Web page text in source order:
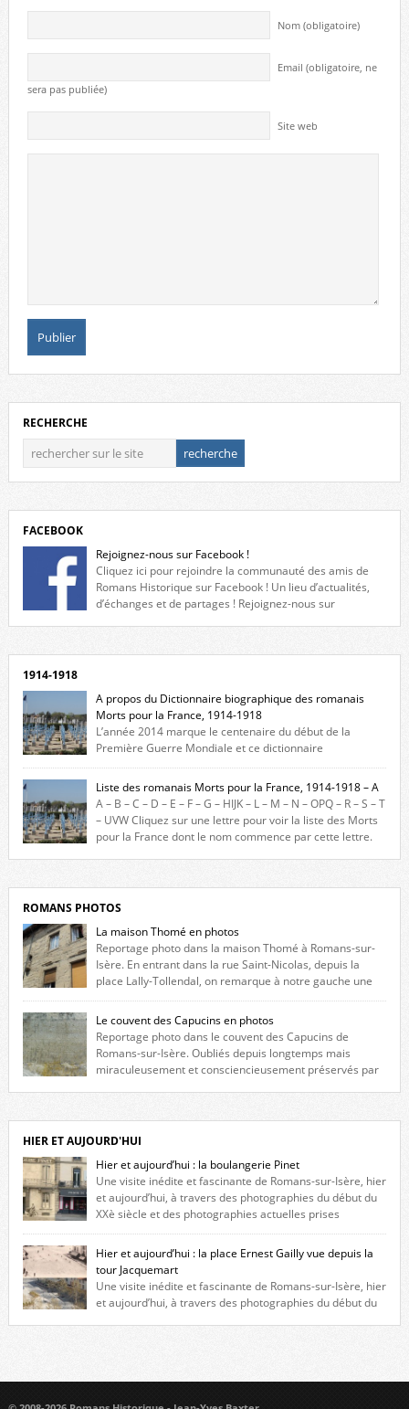
Nom (obligatoire)
Email (obligatoire, ne
sera pas publiée)
Site web
RECHERCHE
FACEBOOK
Rejoignez-nous sur Facebook !
Cliquez ici pour rejoindre la communauté des amis de
Romans Historique sur Facebook ! Un lieu d’actualités,
d’échanges et de partages ! Rejoignez-nous sur
1914-1918
A propos du Dictionnaire biographique des romanais
Morts pour la France, 1914-1918
L’année 2014 marque le centenaire du début de la
Première Guerre Mondiale et ce dictionnaire
biographique veut rendre hommage aux romanais Morts pour la
France durant ce conflit. La base de cette recherche historique est
constituée des noms gravés sur les plaques commémoratives de
l’Hôtel de Ville, du lycée du Dauphiné et du lycée Triboulet, […]
Liste des romanais Morts pour la France, 1914-1918 – A
A – B – C – D – E – F – G – HIJK – L – M – N – OPQ – R – S – T
– UVW Cliquez sur une lettre pour voir la liste des Morts
pour la France dont le nom commence par cette lettre.
ROMANS PHOTOS
La maison Thomé en photos
Reportage photo dans la maison Thomé à Romans-sur-
Isère. En entrant dans la rue Saint-Nicolas, depuis la
place Lally-Tollendal, on remarque à notre gauche une
maison construite au XVIè siècle. Les deux façades sont ornées de
fenêtres jumelles à meneaux. Entre ces deux étages, on peut voir une
niche qui contient une statue de la Vierge. […]
Le couvent des Capucins en photos
Reportage photo dans le couvent des Capucins de
Romans-sur-Isère. Oubliés depuis longtemps mais
miraculeusement et consciencieusement préservés par
l’histoire de la redécouverte de vestiges du couvent des Capucins ! Petit
retour sur l’histoire […]
HIER ET AUJOURD'HUI
Hier et aujourd’hui : la boulangerie Pinet
Une visite inédite et fascinante de Romans-sur-Isère, hier
et aujourd’hui, à travers des photographies du début du
XXè siècle et des photographies actuelles prises
exactement dans le même cadre ! A l’angle de la place Jean Jaurès et de
l’avenue Victor Hugo (à côté d’Intermarché), à Romans. La boulangerie
Jules Pinet est inscrite dans le […]
Hier et aujourd’hui : la place Ernest Gailly vue depuis la
tour Jacquemart
Une visite inédite et fascinante de Romans-sur-Isère, hier
et aujourd’hui, à travers des photographies du début du